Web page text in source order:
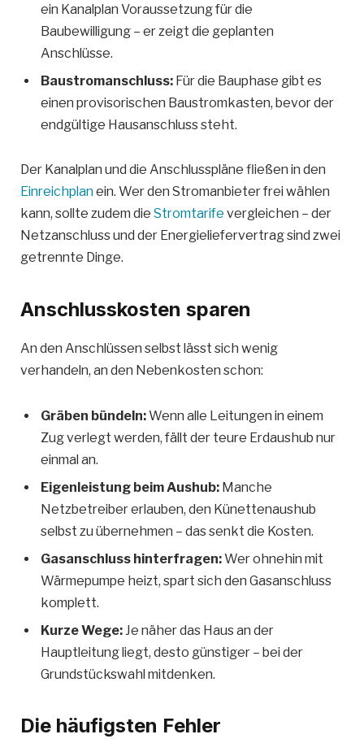
ein Kanalplan Voraussetzung für die
Baubewilligung – er zeigt die geplanten
Anschlüsse.
Baustromanschluss: Für die Bauphase gibt es
einen provisorischen Baustromkasten, bevor der
endgültige Hausanschluss steht.
Der Kanalplan und die Anschlusspläne fließen in den
Einreichplanein. Wer den Stromanbieter frei wählen
kann, sollte zudem die Stromtarife vergleichen – der
Netzanschluss und der Energieliefervertrag sind zwei
getrennte Dinge.
Anschlusskosten sparen
An den Anschlüssen selbst lässt sich wenig
verhandeln, an den Nebenkosten schon:
Gräben bündeln:Wenn alle Leitungen in einem
Zug verlegt werden, fällt der teure Erdaushub nur
einmal an.
Eigenleistung beim Aushub: Manche
Netzbetreiber erlauben, den Künettenaushub
selbst zu übernehmen – das senkt die Kosten.
Gasanschluss hinterfragen:Wer ohnehin mit
Wärmepumpe heizt, spart sich den Gasanschluss
komplett.
Kurze Wege:Je näher das Haus an der
Hauptleitung liegt, desto günstiger – bei der
Grundstückswahl mitdenken.
Die häufigsten Fehler